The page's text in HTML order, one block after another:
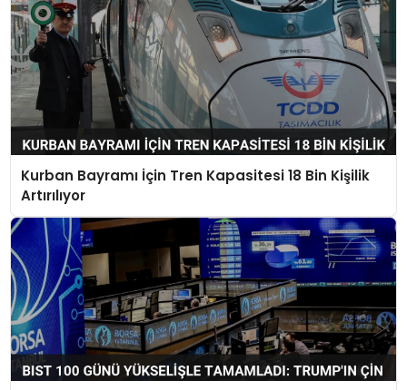
Kurban Bayramı İçin Tren Kapasitesi 18 Bin Kişilik
Artırılıyor